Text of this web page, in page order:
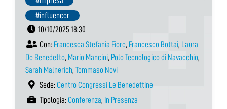
#influencer
10/10/2025 18:30
Con: Francesca Stefania Fiore, Francesco Bottai, Laura
De Benedetto, Mario Mancini, Polo Tecnologico di Navacchio,
Sarah Malnerich, Tommaso Novi
Sede: Centro Congressi Le Benedettine
Tipologia: Conferenza, In Presenza